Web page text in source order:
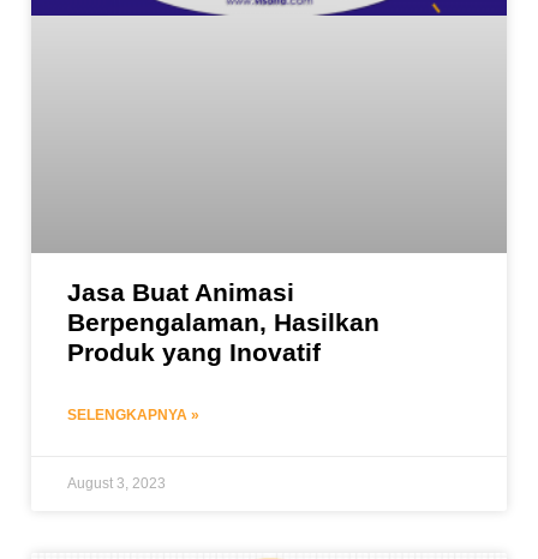
Jasa Buat Animasi
Berpengalaman, Hasilkan
Produk yang Inovatif
SELENGKAPNYA »
August 3, 2023